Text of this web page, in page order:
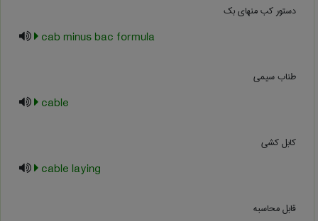
دستور کب منهای بک
cab minus bac formula
طناب سیمی
cable
کابل کشی
cable laying
قابل محاسبه